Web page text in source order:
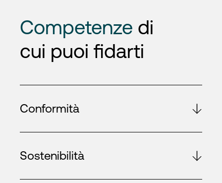
Competenze di
cui puoi fidarti
Conformità
Sostenibilità